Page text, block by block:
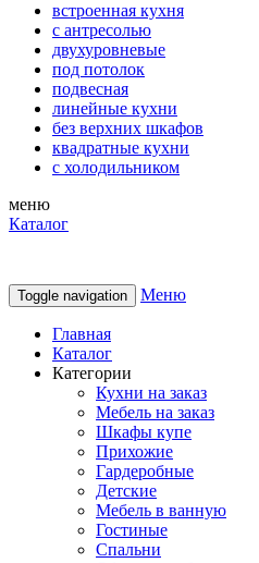
встроенная кухня
с антресолью
двухуровневые
под потолок
подвесная
линейные кухни
без верхних шкафов
квадратные кухни
с холодильником
меню
Каталог
Toggle navigation Меню
Главная
Каталог
Категории
Кухни на заказ
Мебель на заказ
Шкафы купе
Прихожие
Гардеробные
Детские
Мебель в ванную
Гостиные
Спальни